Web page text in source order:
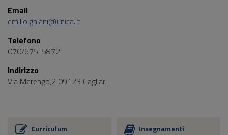
Email
emilio.ghiani@unica.it
Telefono
070/675-5872
Indirizzo
Via Marengo,2 09123 Cagliari
Curriculum Insegnamenti